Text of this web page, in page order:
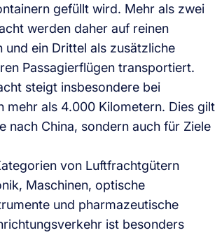
gefüllt wird. Mehr als zwei
werden daher auf reinen
und ein Drittel als zusätzliche
Passagierflügen transportiert.
steigt insbesondere bei
mehr als 4.000 Kilometern. Dies gilt
nach China, sondern auch für Ziele
von Luftfrachtgütern
Maschinen, optische
und pharmazeutische
ist besonders